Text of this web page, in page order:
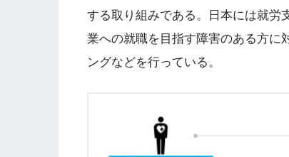
する取り組みである。日本には就労
業への就職を目指す障害のある方に
ングなどを行っている。